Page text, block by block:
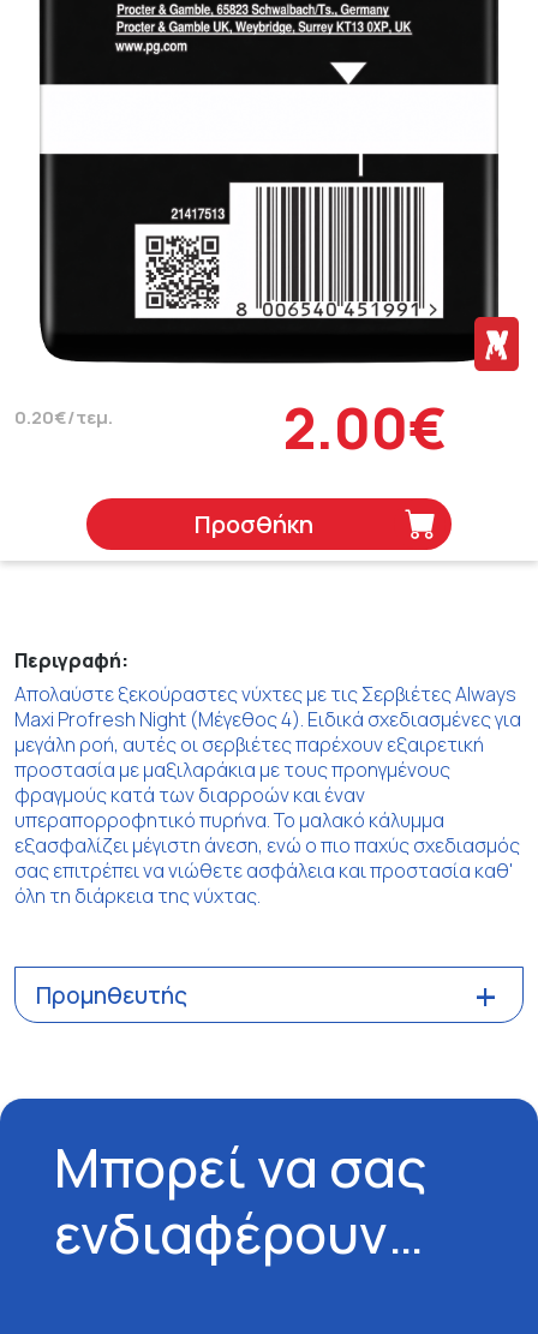
0.20€/τεμ. 2.00€
Προσθήκη
Περιγραφή:
Απολαύστε ξεκούραστες νύχτες με τις Σερβιέτες Always
Maxi Profresh Night (Μέγεθος 4). Ειδικά σχεδιασμένες για
μεγάλη ροή, αυτές οι σερβιέτες παρέχουν εξαιρετική
προστασία με μαξιλαράκια με τους προηγμένους
φραγμούς κατά των διαρροών και έναν
υπεραπορροφητικό πυρήνα. Το μαλακό κάλυμμα
εξασφαλίζει μέγιστη άνεση, ενώ ο πιο παχύς σχεδιασμός
σας επιτρέπει να νιώθετε ασφάλεια και προστασία καθ'
όλη τη διάρκεια της νύχτας.
Προμηθευτής
Μπορεί να σας
ενδιαφέρουν…